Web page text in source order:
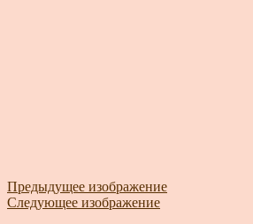
Предыдущее изображение
Следующее изображение